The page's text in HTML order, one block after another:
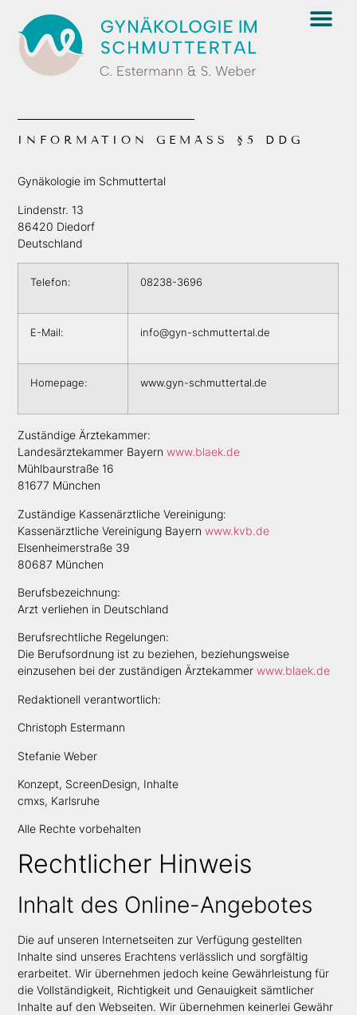
INFORMATION GEMÄSS §5 DDG
Gynäkologie im Schmuttertal
Lindenstr. 13
86420 Diedorf
Deutschland
Telefon: 08238-3696
E-Mail: info@gyn-schmuttertal.de
Homepage: www.gyn-schmuttertal.de
Zuständige Ärztekammer:
Landesärztekammer Bayernwww.blaek.de
Mühl­baur­straße 16
81677 München
Zuständige Kassenärztliche Vereinigung:
Kassenärztliche Vereinigung Bayernwww.kvb.de
Elsenheimerstraße 39
80687 München
Berufsbezeichnung:
Arzt verliehen in Deutschland
Berufsrechtliche Regelungen:
Die Berufsordnung ist zu beziehen, beziehungsweise
einzusehen bei der zuständigen Ärztekammerwww.blaek.de
Redaktionell verantwortlich:
Christoph Estermann
Stefanie Weber
Konzept, ScreenDesign, Inhalte
cmxs, Karlsruhe
Alle Rechte vorbehalten
Rechtlicher Hinweis
Inhalt des Online-Angebotes
Die auf unseren Internetseiten zur Verfügung gestellten
Inhalte sind unseres Erachtens verlässlich und sorgfältig
erarbeitet. Wir übernehmen jedoch keine Gewährleistung für
die Vollständigkeit, Richtigkeit und Genauigkeit sämtlicher
Inhalte auf den Webseiten. Wir übernehmen keinerlei Gewähr